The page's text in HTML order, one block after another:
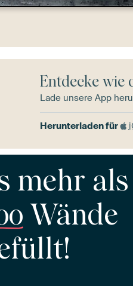
Entdecke wie
Lade unsere App
Herunterladen für
mehr als
Wände